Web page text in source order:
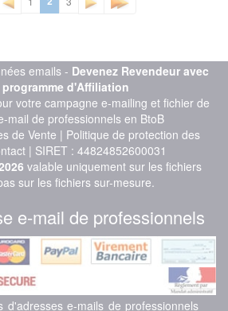
emails - Devenez Revendeur avec
d'Affiliation
votre campagne e-mailing et fichier de
mail de professionnels en BtoB
de Vente | Politique de protection des
| SIRET : 44824852600031
valable uniquement sur les fichiers
sur les fichiers sur-mesure.
e-mail de professionnels
d'adresses e-mails de professionnels